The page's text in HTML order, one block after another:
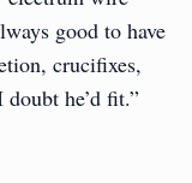
good to have
crucifixes,
he’d fit.”